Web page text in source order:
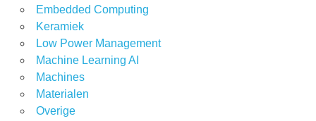
Embedded Computing
Keramiek
Low Power Management
Machine Learning AI
Machines
Materialen
Overige